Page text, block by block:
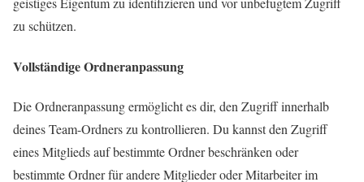
zu schützen.
Vollständige Ordneranpassung
Die Ordneranpassung ermöglicht es dir, den Zugriff innerhalb
deines Team-Ordners zu kontrollieren. Du kannst den Zugriff
eines Mitglieds auf bestimmte Ordner beschränken oder
bestimmte Ordner für andere Mitglieder oder Mitarbeiter im